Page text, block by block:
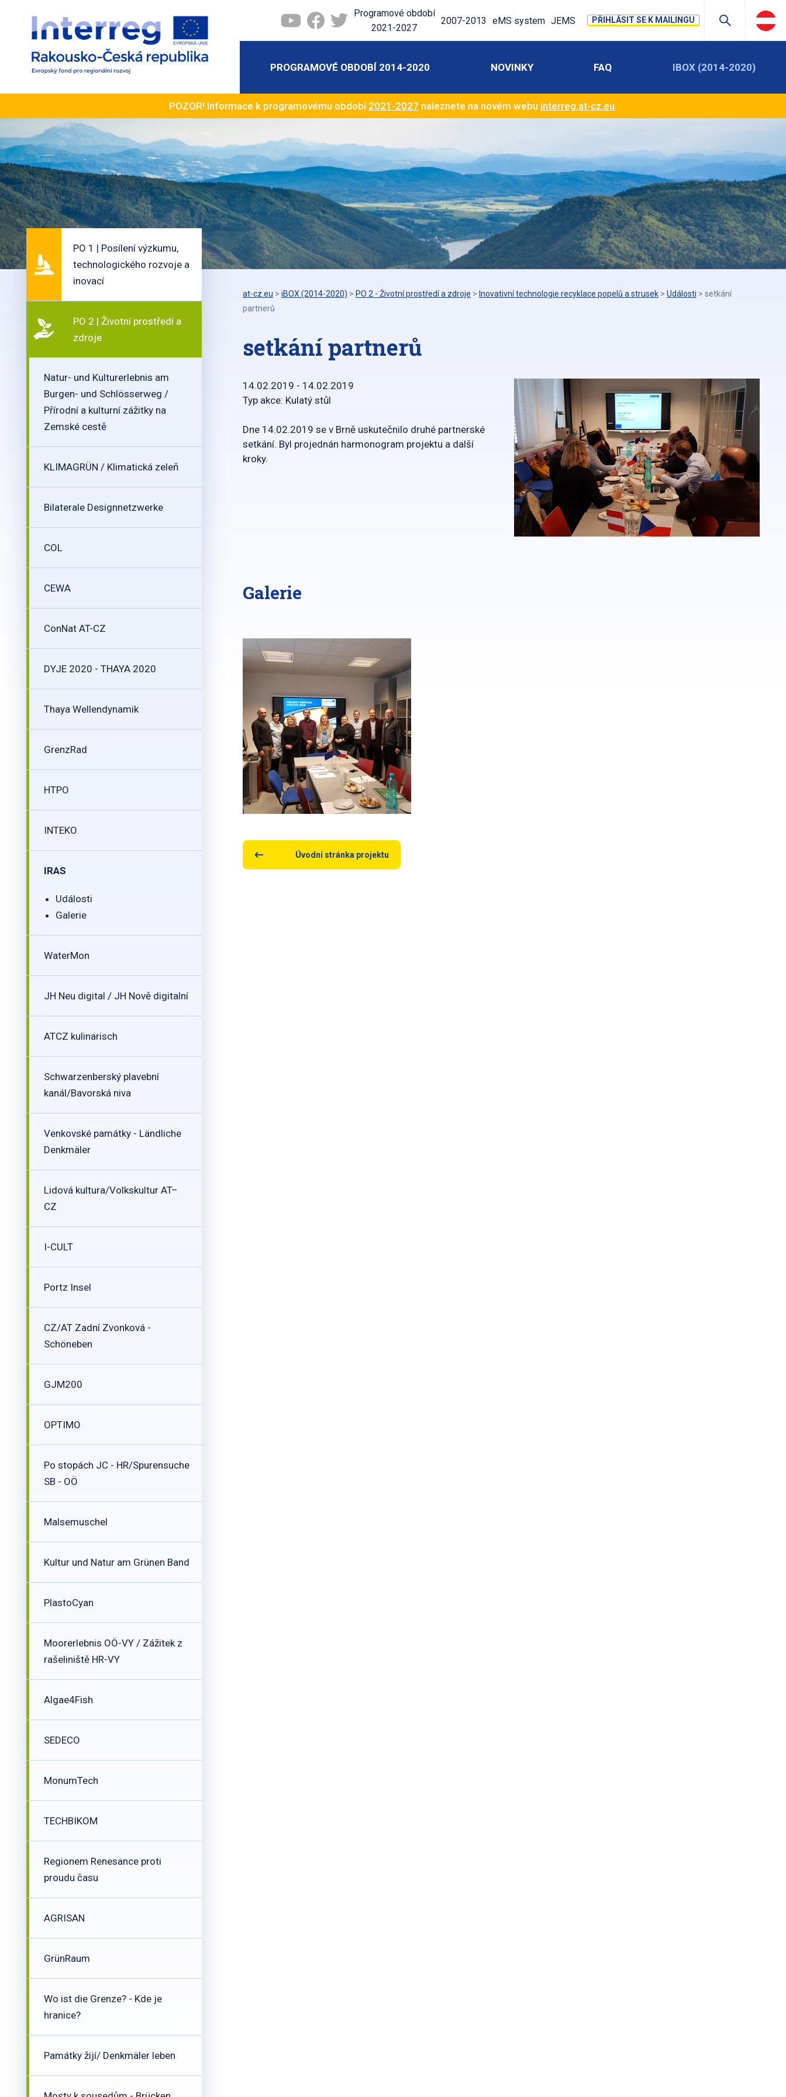
Programové období
2021-2027
2007-2013 eMS system JEMS PŘIHLÁSIT SE K MAILINGU
PROGRAMOVÉ OBDOBÍ 2014-2020 NOVINKY FAQ IBOX (2014-2020)
POZOR! Informace k programovému období 2021-2027 naleznete na novém webu interreg.at-cz.eu.
PO 1 | Posílení výzkumu,
technologického rozvoje a
inovací
PO 2 | Životní prostředí a
zdroje
Natur- und Kulturerlebnis am
Burgen- und Schlösserweg /
Přírodní a kulturní zážitky na
Zemské cestě
KLIMAGRÜN / Klimatická zeleň
Bilaterale Designnetzwerke
COL
CEWA
ConNat AT-CZ
DYJE 2020 - THAYA 2020
Thaya Wellendynamik
GrenzRad
HTPO
INTEKO
IRAS
Události
Galerie
WaterMon
JH Neu digital / JH Nově digitalní
ATCZ kulinarisch
Schwarzenberský plavební
kanál/Bavorská niva
Venkovské památky - Ländliche
Denkmäler
Lidová kultura/Volkskultur AT–
CZ
I-CULT
Portz Insel
CZ/AT Zadní Zvonková -
Schöneben
GJM200
OPTIMO
Po stopách JC - HR/Spurensuche
SB - OÖ
Malsemuschel
Kultur und Natur am Grünen Band
PlastoCyan
Moorerlebnis OÖ-VY / Zážitek z
rašeliniště HR-VY
Algae4Fish
SEDECO
MonumTech
TECHBIKOM
Regionem Renesance proti
proudu času
AGRISAN
GrünRaum
Wo ist die Grenze? - Kde je
hranice?
Památky žijí/ Denkmäler leben
at-cz.eu > iBOX (2014-2020) > PO 2 - Životní prostředí a zdroje > Inovativní technologie recyklace popelů a strusek > Události > setkání
partnerů
setkání partnerů
14.02.2019 - 14.02.2019
Typ akce: Kulatý stůl
Dne 14.02.2019 se v Brně uskutečnilo druhé partnerské
setkání. Byl projednán harmonogram projektu a další
kroky.
Galerie
Úvodní stránka projektu